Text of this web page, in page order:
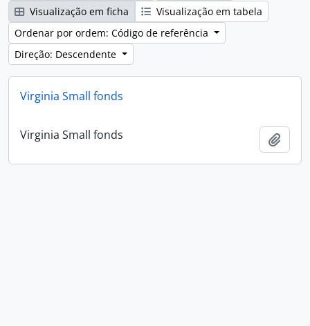
Visualização em ficha
Visualização em tabela
Ordenar por ordem: Código de referência
Direção: Descendente
Virginia Small fonds
Virginia Small fonds